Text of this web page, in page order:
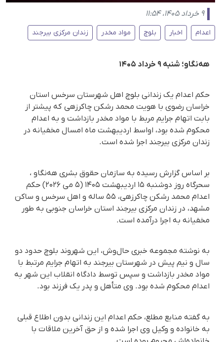
۹ خرداد ۱۴۰۵، ۱۱:۵۴
اعدام اخبار بلوچ مواد مخدر زندان مرکزی بیرجند
هه‌نگاو؛ شنبه ۹ خرداد ۱۴۰۵
حکم اعدام یک زندانی بلوچ اهل شهرستان سرخس استان
خراسان رضوی با هویت محمد رشکن چاکرزهی که پیشتر از
بابت اتهام جرایم مربط با مواد مخدر بازداشت و به اعدام
محکوم شده بود، اواسط اردیبهشت ماه امسال مخفیانه در
زندان مرکزی بیرجند اجرا شده است.
بر اساس گزارش رسیده به سازمان حقوق بشری هه‌نگاو ،
سحرگاه روز دوشنبه ۱۵ اردیبهشت ۱۴۰۵ (۵ می ۲۰۲۶) حکم
اعدام محمد رشکن چاکرزهی، ۵۵ ساله و اهل سرخس و ساکن
مشهد، در زندان مرکزی بیرجند استان خراسان جنوبی به طور
مخفیانه به اجرا درآمده است.
به نوشته مجموعه خبری حال‌وش، این شهروند بلوچ حدود دو
سال و نیم پیش در شهرستان بیرجند به اتهام جرایم مرتبط با
مواد مخدر بازداشت و سپس توسط دادگاه انقلاب این شهر به
اعدام محکوم شده بود. وی متأهل و پدر یک فرزند بود.
به گفته منابع مطلع، حکم اعدام این زندانی بدون اطلاع قبلی
به خانواده و وکیل وی اجرا شده و از حق آخرین ملاقات با